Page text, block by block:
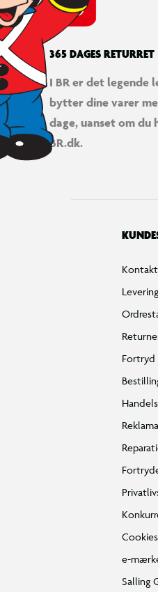
365 DAGES RETURRET
I BR er det legende
bytter dine varer
dage, uanset om
BR.dk.
Levering
Fortryd
Cookies
e-
Salling